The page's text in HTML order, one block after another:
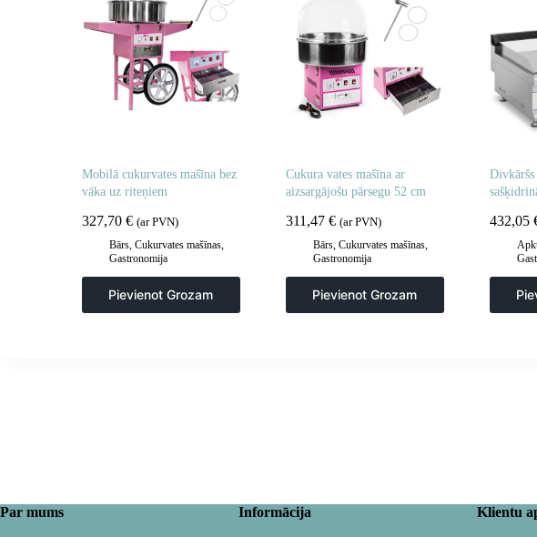
Mobilā cukurvates mašīna bez
vāka uz riteņiem
327,70 € (ar PVN)
Bārs, Cukurvates mašīnas,
Gastronomija
Pievienot Grozam
Cukura vates mašīna ar
aizsargājošu pārsegu 52 cm
311,47 € (ar PVN)
Bārs, Cukurvates mašīnas,
Gastronomija
Pievienot Grozam
Divkāršs
mbarā
432,05
Par mums
Informācija
Klientu